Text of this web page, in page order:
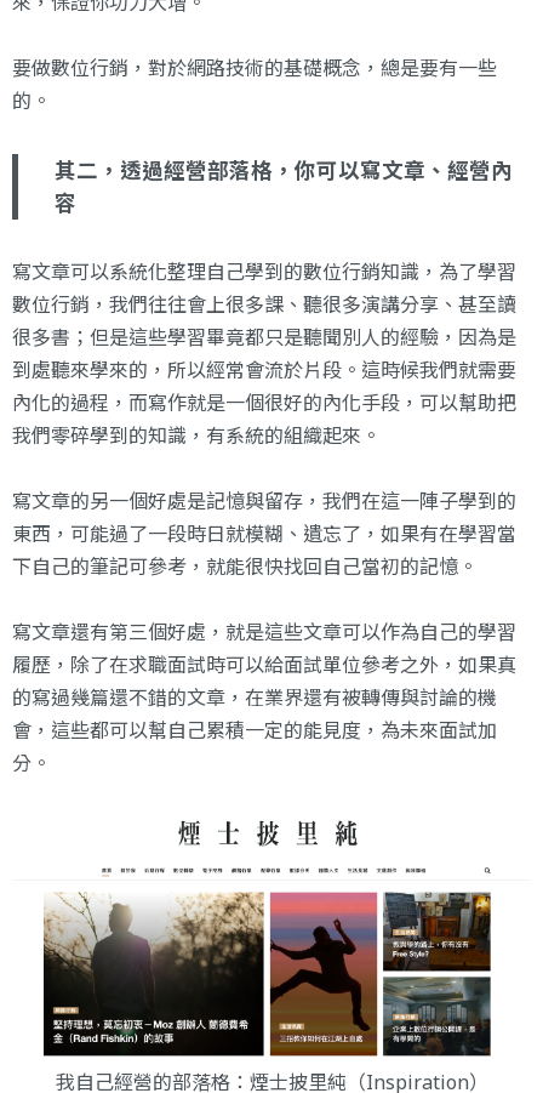
要做數位行銷，對於網路技術的基礎概念，總是要有一些
的。
其二，透過經營部落格，你可以寫文章、經營內
容
寫文章可以系統化整理自己學到的數位行銷知識，為了學習
數位行銷，我們往往會上很多課、聽很多演講分享、甚至讀
很多書；但是這些學習畢竟都只是聽聞別人的經驗，因為是
到處聽來學來的，所以經常會流於片段。這時候我們就需要
內化的過程，而寫作就是一個很好的內化手段，可以幫助把
我們零碎學到的知識，有系統的組織起來。
寫文章的另一個好處是記憶與留存，我們在這一陣子學到的
東西，可能過了一段時日就模糊、遺忘了，如果有在學習當
下自己的筆記可參考，就能很快找回自己當初的記憶。
寫文章還有第三個好處，就是這些文章可以作為自己的學習
履歷，除了在求職面試時可以給面試單位參考之外，如果真
的寫過幾篇還不錯的文章，在業界還有被轉傳與討論的機
會，這些都可以幫自己累積一定的能見度，為未來面試加
分。
我自己經營的部落格： 煙士披里純（Inspiration）